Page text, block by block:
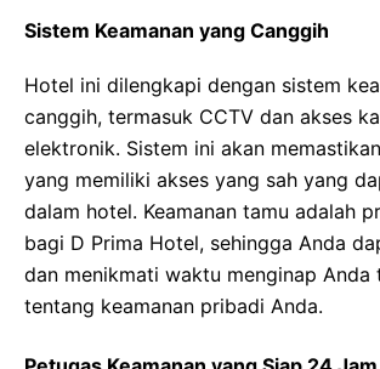
Sistem Keamanan yang Canggih
Hotel ini dilengkapi dengan sistem
canggih, termasuk CCTV dan akses
elektronik. Sistem ini akan
yang memiliki akses yang sah yang
dalam hotel. Keamanan tamu adalah
bagi D Prima Hotel, sehingga Anda
dan menikmati waktu menginap Anda
tentang keamanan pribadi Anda.